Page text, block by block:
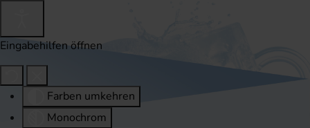
Eingabehilfen öffnen
Farben umkehren
Monochrom